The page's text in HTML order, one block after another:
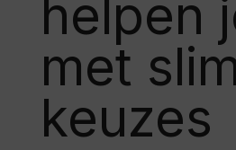
helpen
met
keuzes